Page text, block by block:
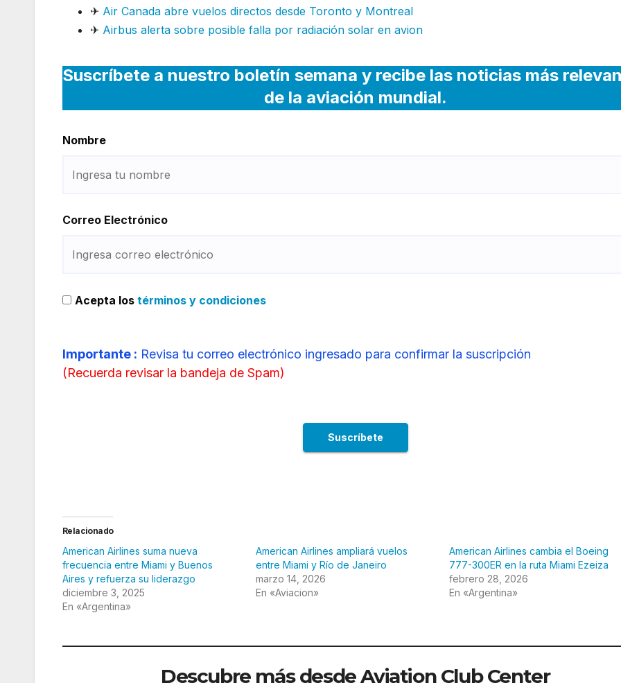
✈ Air Canada abre vuelos directos desde Toronto y Montreal
✈ Airbus alerta sobre posible falla por radiación solar en avion
Suscríbete a nuestro boletín semana y recibe las noticias más
de la aviación mundial.
Nombre
Correo Electrónico
Acepta los términos y condiciones
Importante : Revisa tu correo electrónico ingresado para confirmar la suscripción
(Recuerda revisar la bandeja de Spam)
Relacionado
American Airlines suma nueva
frecuencia entre Miami y Buenos
Aires y refuerza su liderazgo
diciembre 3, 2025
En «Argentina»
American Airlines ampliará vuelos
entre Miami y Río de Janeiro
marzo 14, 2026
En «Aviacion»
American Airlines cambia el Boeing
777-300ER en la ruta Miami Ezeiza
febrero 28, 2026
En «Argentina»
Descubre más desde Aviation Club Center